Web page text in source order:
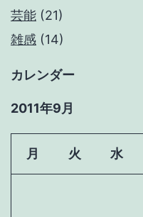
芸能 (21)
雑感 (14)
カレンダー
2011年9月
月 火 水